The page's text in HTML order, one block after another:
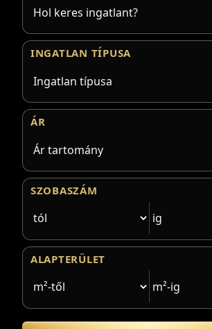
INGATLAN TÍPUSA
ÁR
SZOBASZÁM
ALAPTERÜLET